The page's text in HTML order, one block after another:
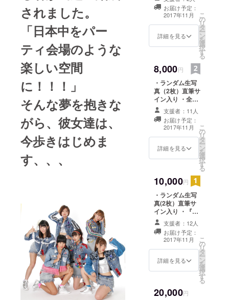
されました。
「日本中をパー
ティ会場のような
楽しい空間
に！！！」
そんな夢を抱きな
がら、彼女達は、
今歩きはじめま
す、、、
位！ メ
ジャーデ
ビュー決
お届け予定：
2017年11月
詳細を見る
こ
の
リ
タ
ー
ン
を
選
択
す
る
8,000円
・ランダム生写
真（2枚）直筆サ
イン入り ・全員
メッセージ動画
・新作Tシャツメ
ンバーサイン入
り（お好きなメ
ンバー一人）
支援者：11人
お届け予定：
2017年11月
詳細を見る
こ
の
リ
タ
ー
ン
を
選
択
す
る
10,000円
・ランダム生写
真(2枚）直筆サ
イン入り ・『〜
WenDeeワンマ
ンライブ〜 新宿
BLAZE勝手にお
さえちゃいまし
た！』 ワンマン
ライブDVDプレ
ゼント ・ワンマ
名前クレジット
支援者：12人
お届け予定：
2017年11月
詳細を見る
こ
の
リ
タ
ー
ン
を
選
択
す
る
20,000円